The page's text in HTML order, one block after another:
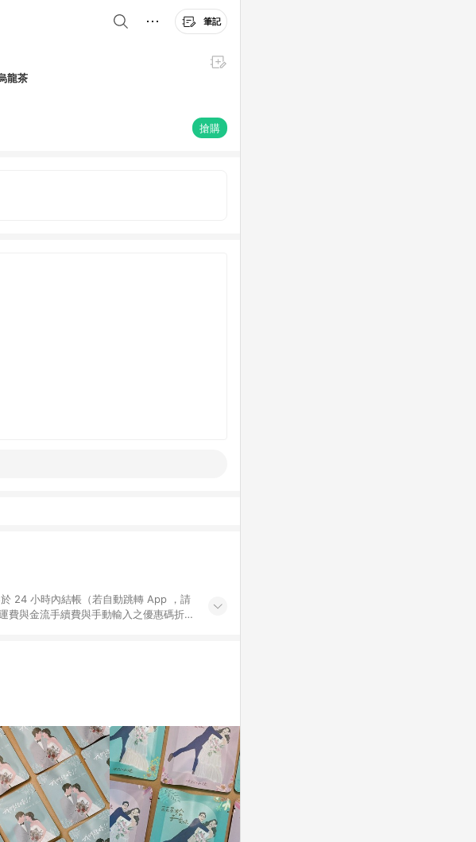
筆記
龍茶
搶購
24 小時內結帳（若自動跳轉 App ，請
費與金流手續費與手動輸入之優惠碼折
具贈點資格。 7. 點數將於出貨後 45 天
首次下載 Pinkoi APP 並完成訂單，不